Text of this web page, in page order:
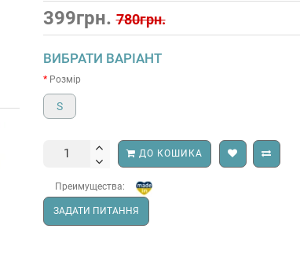
399грн. 780грн.
ВИБРАТИ ВАРІАНТ
Розмір
S
ДО КОШИКА
Преимущества:
ЗАДАТИ ПИТАННЯ